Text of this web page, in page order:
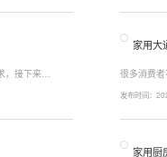
，接下来
泡茶饮一键切
家用大
很多消费
上之家，
发布时间：
家用厨